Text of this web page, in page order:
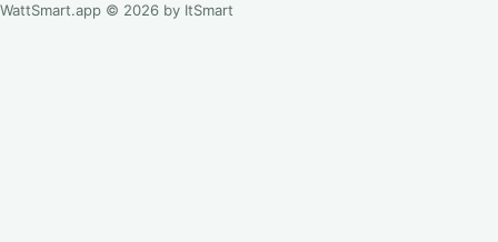
WattSmart.app © 2026 by ItSmart